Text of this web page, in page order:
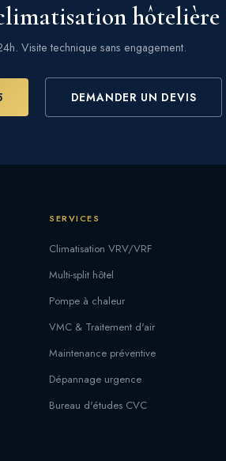
hôtelière
Visite technique sans engagement.
DEMANDER UN DEVIS
SERVICES
Climatisation VRV/VRF
Multi-split hôtel
Pompe à chaleur
VMC & Traitement d'air
Maintenance préventive
Dépannage urgence
Bureau d'études CVC